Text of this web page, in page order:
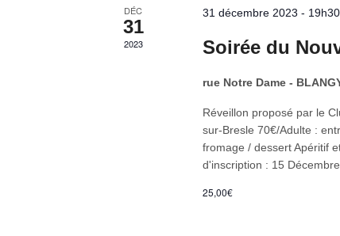
DÉC
31
2023
31 décembre 2023 - 19h30
Soirée du
rue Notre Dame -
Réveillon proposé par le
sur-Bresle 70€/Adulte :
fromage / dessert Apéritif
d'inscription : 15
25,00€